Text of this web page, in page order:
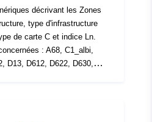
décrivant les Zones
type d'infrastructure
de carte C et indice Ln.
: A68, C1_albi,
D13, D612, D622, D630,
(ou cartes de "type c")